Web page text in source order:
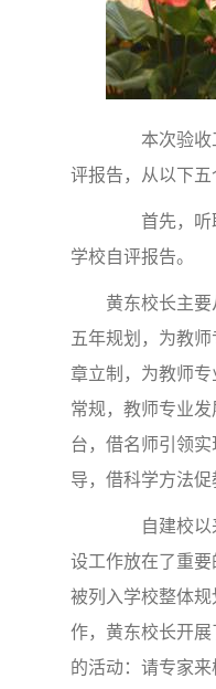
本次验收
评报告，从以下五
首先，听
学校自评报告。
黄东校长主要
五年规划，为教
章立制，为教师
常规，教师专业
台，借名师引领
导，借科学方法促
自建校以
设工作放在了重
被列入学校整体
作，黄东校长开
的活动：请专家